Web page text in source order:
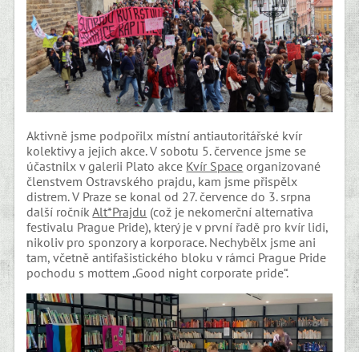
Aktivně jsme podpořilx místní antiautoritářské kvír
kolektivy a jejich akce. V sobotu 5. července jsme se
účastnilx v galerii Plato akce Kvír Space organizované
členstvem Ostravského prajdu, kam jsme přispělx
distrem. V Praze se konal od 27. července do 3. srpna
další ročníkAlt*Prajdu (což je nekomerční alternativa
festivalu Prague Pride), který je v první řadě pro kvír lidi,
nikoliv pro sponzory a korporace. Nechybělx jsme ani
tam, včetně antifašistického bloku v rámci Prague Pride
pochodu s mottem „Good night corporate pride“.